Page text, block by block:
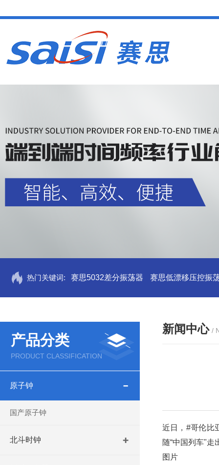
热门关键词: 赛思5032差分振荡器 赛思低漂移压控振
产品分类
PRODUCT CLASSIFICATION
原子钟
国产原子钟
北斗时钟
新闻中心 /
近日，#哥伦比
随“中国列车"走
图片